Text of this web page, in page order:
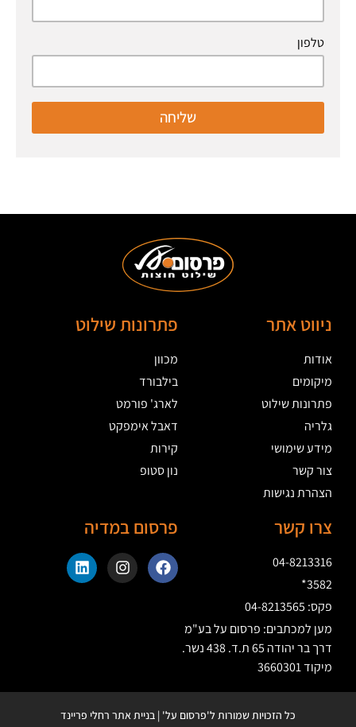
טלפון
שליחה
ניווט אתר
אודות
מיקומים
פתרונות שילוט
גלריה
מידע שימושי
צור קשר
הצהרת נגישות
פתרונות שילוט
מכוון
בילבורד
לארג' פורמט
דאבל אימפקט
קירות
נון סטופ
צרו קשר
04-8213316
3582*
פקס: 04-8213565
מען למכתבים: פרסום על בע"מ
דרך בר יהודה 65 ת.ד. 438 נשר.
מיקוד 3660301
פרסום במדיה
כל הזכויות שמורות ל'פרסום על' | בניית אתר רחלי פריינד